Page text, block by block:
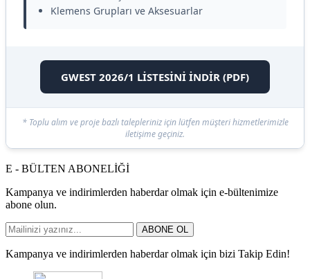
Klemens Grupları ve Aksesuarlar
GWEST 2026/1 LİSTESİNİ İNDİR (PDF)
* Toplu alım ve proje bazlı talepleriniz için lütfen müşteri hizmetlerimizle
iletişime geçiniz.
E - BÜLTEN ABONELİĞİ
Kampanya ve indirimlerden haberdar olmak için e-bültenimize
abone olun.
ABONE OL
Kampanya ve indirimlerden haberdar olmak için bizi Takip Edin!